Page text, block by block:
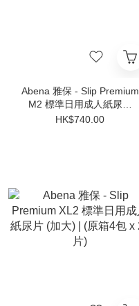
Abena 雅保 - Slip Premium
M2 標準日用成人紙尿片
(中) | (原箱4包 x 24片)
HK$740.00